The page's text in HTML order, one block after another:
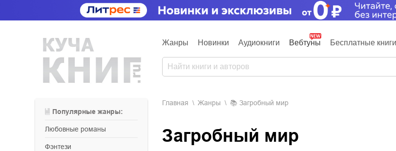
Жанры Новинки Аудиокниги Вебтуны Бесплатные книги
Популярные жанры:
любовные романы
фэнтези
Главная Жанры Загробный мир
Загробный мир